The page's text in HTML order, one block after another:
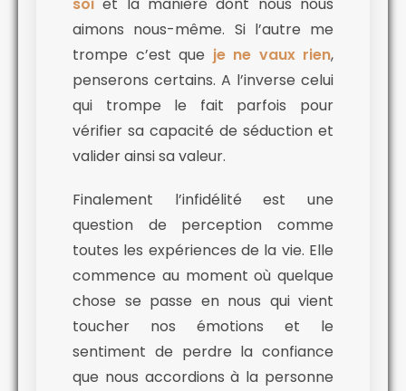
aimons nous-même. Si l’autre me
trompe c’est que je ne vaux rien,
penserons certains. A l’inverse celui
qui trompe le fait parfois pour
vérifier sa capacité de séduction et
valider ainsi sa valeur.
Finalement l’infidélité est une
question de perception comme
toutes les expériences de la vie. Elle
commence au moment où quelque
chose se passe en nous qui vient
toucher nos émotions et le
sentiment de perdre la confiance
que nous accordions à la personne